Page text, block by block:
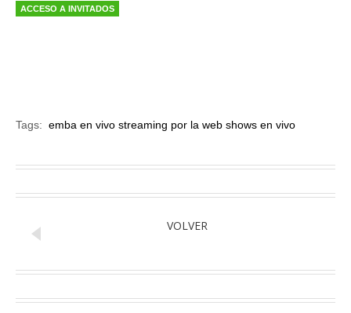
ACCESO A INVITADOS
Tags: emba en vivo streaming por la web shows en vivo
VOLVER